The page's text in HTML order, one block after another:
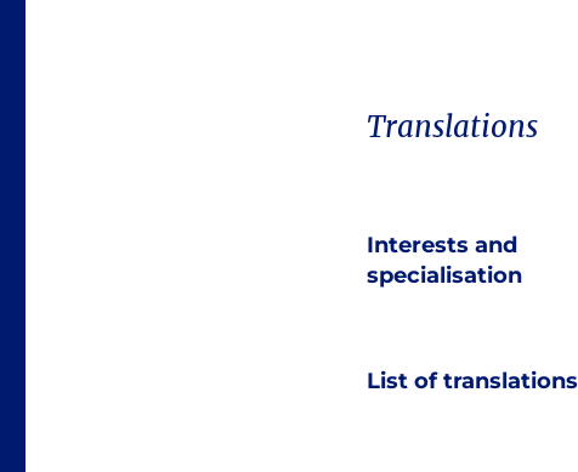
Translations
Interests and
specialisation
List of translations